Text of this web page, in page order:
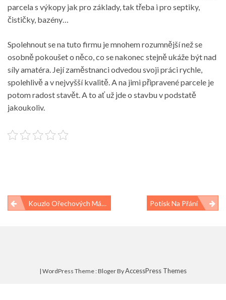
parcela s výkopy jak pro základy, tak třeba i pro septiky,
čističky, bazény…
Spolehnout se na tuto firmu je mnohem rozumnější než se
osobně pokoušet o něco, co se nakonec stejně ukáže být nad
síly amatéra. Její zaměstnanci odvedou svoji práci rychle,
spolehlivě a v nejvyšší kvalitě. A na jimi připravené parcele je
potom radost stavět. A to ať už jde o stavbu v podstatě
jakoukoliv.
Navigace
Kouzlo Ořechových Másel Potisk Na Přání
| WordPress Theme : Bloger ByAccessPress Themes